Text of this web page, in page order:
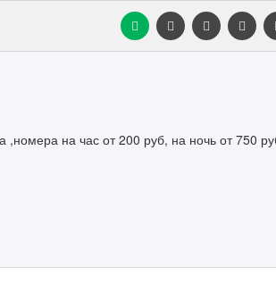
,номера на час от 200 руб, на ночь от 750